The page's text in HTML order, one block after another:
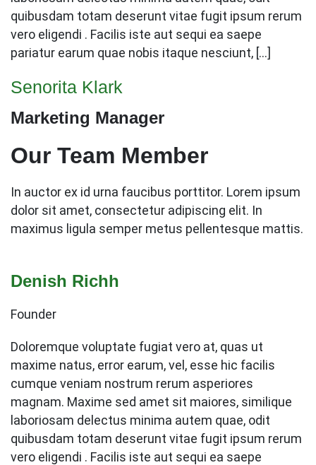
quibusdam totam deserunt vitae fugit ipsum rerum
vero eligendi . Facilis iste aut sequi ea saepe
pariatur earum quae nobis itaque nesciunt, […]
Senorita Klark
Marketing Manager
Our Team Member
In auctor ex id urna faucibus porttitor. Lorem ipsum
dolor sit amet, consectetur adipiscing elit. In
maximus ligula semper metus pellentesque mattis.
Denish Richh
Founder
Doloremque voluptate fugiat vero at, quas ut
maxime natus, error earum, vel, esse hic facilis
cumque veniam nostrum rerum asperiores
magnam. Maxime sed amet sit maiores, similique
laboriosam delectus minima autem quae, odit
quibusdam totam deserunt vitae fugit ipsum rerum
vero eligendi . Facilis iste aut sequi ea saepe